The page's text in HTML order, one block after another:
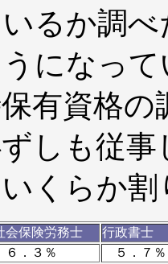
るか調
になっ
有資格
しも従
くらか
会保険労務士
行政書士
６．３％ ５．７％